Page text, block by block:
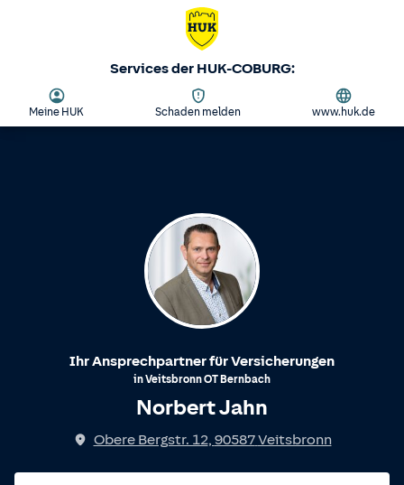
Services der HUK-COBURG:
Meine HUK Schaden melden www.huk.de
Ihr Ansprechpartner für Versicherungen
inVeitsbronnOT Bernbach
Norbert Jahn
Obere Bergstr. 12, 90587Veitsbronn